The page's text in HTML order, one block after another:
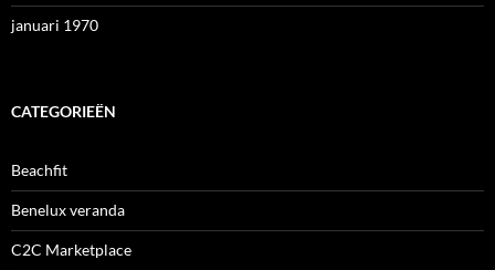
januari 1970
CATEGORIEËN
Beachfit
Benelux veranda
C2C Marketplace